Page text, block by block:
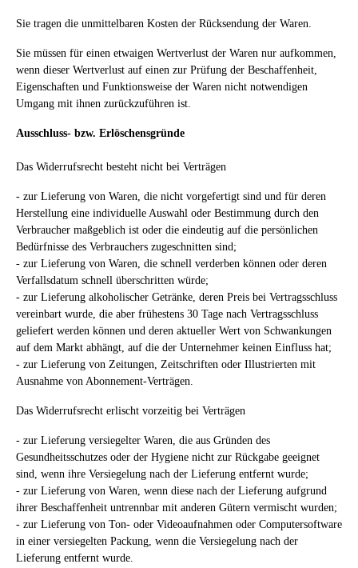
Sie tragen die unmittelbaren Kosten der Rücksendung der Waren.
Sie müssen für einen etwaigen Wertverlust der Waren nur aufkommen,
wenn dieser Wertverlust auf einen zur Prüfung der Beschaffenheit,
Eigenschaften und Funktionsweise der Waren nicht notwendigen
Umgang mit ihnen zurückzuführen ist.
Ausschluss- bzw. Erlöschensgründe
Das Widerrufsrecht besteht nicht bei Verträgen
- zur Lieferung von Waren, die nicht vorgefertigt sind und für deren
Herstellung eine individuelle Auswahl oder Bestimmung durch den
Verbraucher maßgeblich ist oder die eindeutig auf die persönlichen
Bedürfnisse des Verbrauchers zugeschnitten sind;
- zur Lieferung von Waren, die schnell verderben können oder deren
Verfallsdatum schnell überschritten würde;
- zur Lieferung alkoholischer Getränke, deren Preis bei Vertragsschluss
vereinbart wurde, die aber frühestens 30 Tage nach Vertragsschluss
geliefert werden können und deren aktueller Wert von Schwankungen
auf dem Markt abhängt, auf die der Unternehmer keinen Einfluss hat;
- zur Lieferung von Zeitungen, Zeitschriften oder Illustrierten mit
Ausnahme von Abonnement-Verträgen.
Das Widerrufsrecht erlischt vorzeitig bei Verträgen
- zur Lieferung versiegelter Waren, die aus Gründen des
Gesundheitsschutzes oder der Hygiene nicht zur Rückgabe geeignet
sind, wenn ihre Versiegelung nach der Lieferung entfernt wurde;
- zur Lieferung von Waren, wenn diese nach der Lieferung aufgrund
ihrer Beschaffenheit untrennbar mit anderen Gütern vermischt wurden;
- zur Lieferung von Ton- oder Videoaufnahmen oder Computersoftware
in einer versiegelten Packung, wenn die Versiegelung nach der
Lieferung entfernt wurde.